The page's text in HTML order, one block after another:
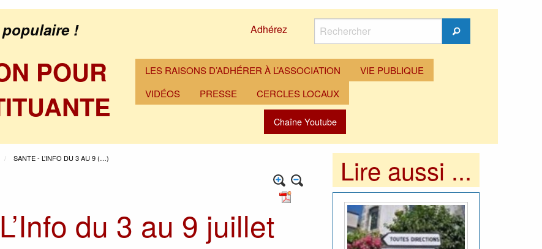
! Adhérez
Rechercher
Rechercher
POUR
LES RAISONS D’ADHÉRER À L’ASSOCIATION
VIE PUBLIQUE
VIDÉOS
PRESSE CERCLES LOCAUX
Chaîne Youtube
SANTE - L’INFO DU 3 AU 9 (…)
du 3 au 9 juillet
Lire aussi ...